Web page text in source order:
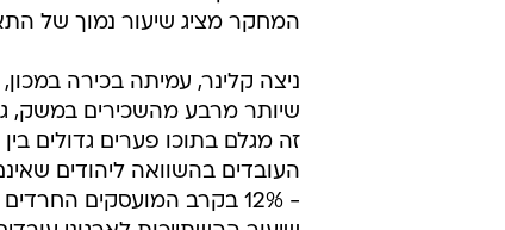
לדברי החוקרים, ניתן ללמוד
העבודה שלהם אין ארגון עובדים, לעומת 22% בלבד
המחקר דן גם ברמת המודעות
הביטחון התעסוקתי וצמצום